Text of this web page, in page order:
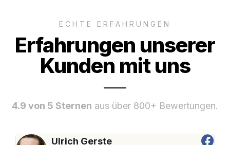
ECHTE ERFAHRUNGEN
Erfahrungen unserer
Kunden mit uns
4.9 von 5 Sternen aus über 800+ Bewertungen.
Ulrich Gerste